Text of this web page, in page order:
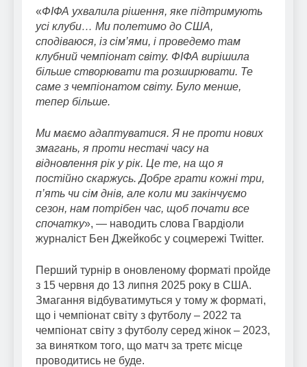
«ФІФА ухвалила рішення, яке підтримують
усі клуби… Ми полетимо до США,
сподіваюся, із сім’ями, і проведемо там
клубний чемпіонат світу. ФІФА вирішила
більше створювати та розширювати. Те
саме з чемпіонатом світу. Було менше,
тепер більше.
Ми маємо адаптуватися. Я не проти нових
змагань, я проти нестачі часу на
відновлення рік у рік. Це те, на що я
постійно скаржусь. Добре грати кожні три,
п’ять чи сім днів, але коли ми закінчуємо
сезон, нам потрібен час, щоб почати все
спочатку», — наводить слова Гвардіоли
журналіст Бен Джейкобс у соцмережі Twitter.
Перший турнір в оновленому форматі пройде
з 15 червня до 13 липня 2025 року в США.
Змагання відбуватимуться у тому ж форматі,
що і чемпіонат світу з футболу – 2022 та
чемпіонат світу з футболу серед жінок – 2023,
за винятком того, що матч за третє місце
проводитись не буде.